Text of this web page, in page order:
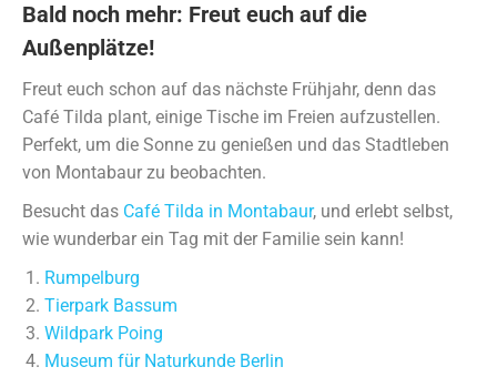
Bald noch mehr: Freut euch auf die
Außenplätze!
Freut euch schon auf das nächste Frühjahr, denn das
Café Tilda plant, einige Tische im Freien aufzustellen.
Perfekt, um die Sonne zu genießen und das Stadtleben
von Montabaur zu beobachten.
Besucht das Café Tilda in Montabaur, und erlebt selbst,
wie wunderbar ein Tag mit der Familie sein kann!
Rumpelburg
Tierpark Bassum
Wildpark Poing
Museum für Naturkunde Berlin